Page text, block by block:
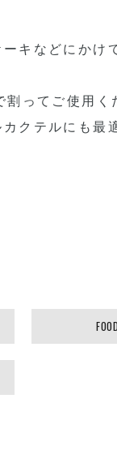
キなどにかけ
ってご使用く
クテルにも最